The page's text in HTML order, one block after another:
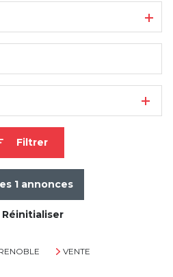
Filtrer
1annonces
Réinitialiser
VENTE